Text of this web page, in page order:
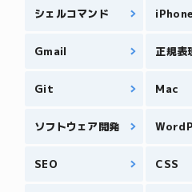
シェルコマンド iPhone
Gmail 正規表
Git Mac
ソフトウェア開発
SEO CSS